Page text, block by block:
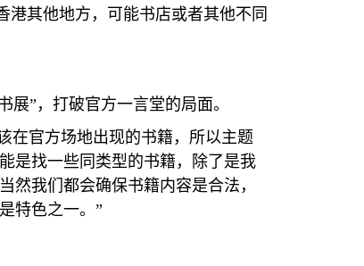
港其他地方，可能书店或者其他不同
”，打破官方一言堂的局面。
在官方场地出现的书籍，所以主题
是找一些同类型的书籍，除了是我
我们都会确保书籍内容是合法，
特色之一。”